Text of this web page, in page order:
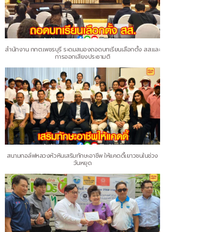
สำนักงาน กกต.เพชรบุรี ระดมสมองถอดบทเรียนเลือกตั้ง สส.และ
การออกเสียงประชามติ
สนามกอล์ฟหลวงหัวหินเสริมทักษะอาชีพ ให้แคดดี้เยาวชนในช่วง
วันหยุด